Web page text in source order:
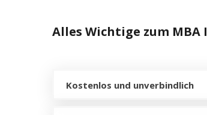
Alles Wichtige zum
Kostenlos und unverbindlich